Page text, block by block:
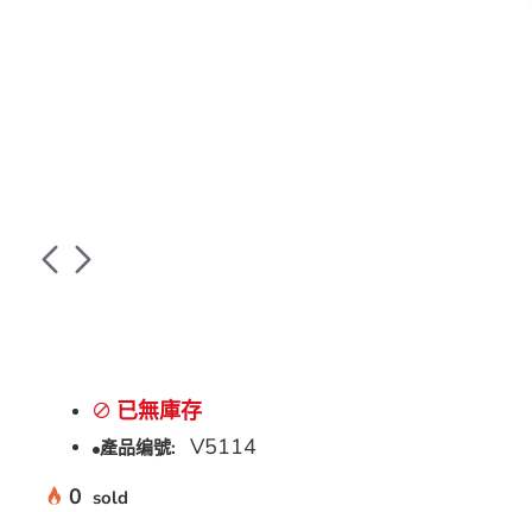
已無庫存
產品编號:
V5114
0 sold